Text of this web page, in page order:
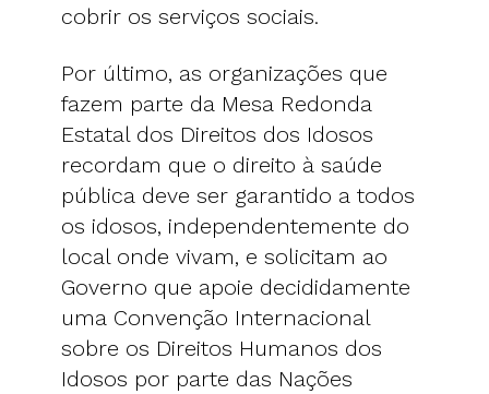
cobrir os serviços sociais.
Por último, as organizações que
fazem parte da Mesa Redonda
Estatal dos Direitos dos Idosos
recordam que o direito à saúde
pública deve ser garantido a todos
os idosos, independentemente do
local onde vivam, e solicitam ao
Governo que apoie decididamente
uma Convenção Internacional
sobre os Direitos Humanos dos
Idosos por parte das Nações